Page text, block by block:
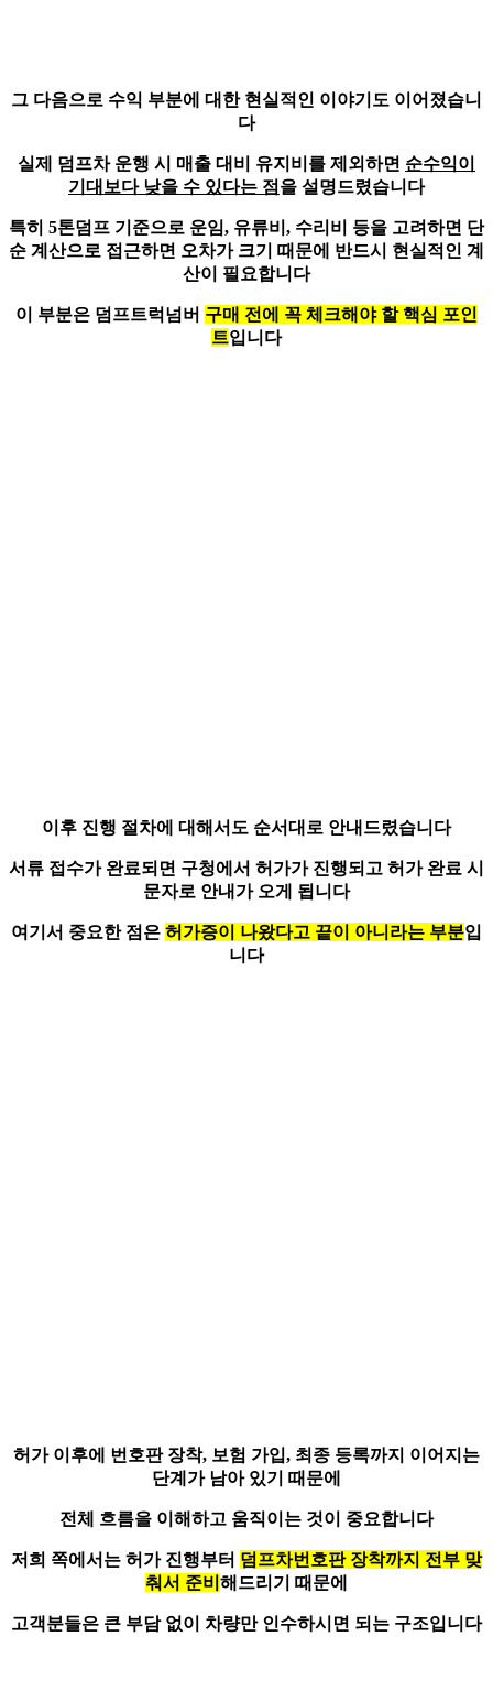
그 다음으로 수익 부분에 대한 현실적인 이야기도 이어졌습니
다
실제 덤프차 운행 시 매출 대비 유지비를 제외하면 순수익이
기대보다 낮을 수 있다는 점 을 설명드렸습니다
특히 5톤덤프 기준으로 운임, 유류비, 수리비 등을 고려하면 단
순 계산으로 접근하면 오차가 크기 때문에 반드시 현실적인 계
산이 필요합니다
이 부분은 덤프트럭넘버 구매 전에 꼭 체크해야 할 핵심 포인
트입니다
이후 진행 절차에 대해서도 순서대로 안내드렸습니다
서류 접수가 완료되면 구청에서 허가가 진행되고 허가 완료 시
문자로 안내 가 오게 됩니다
여기서 중요한 점은 허가증이 나왔다고 끝이 아니라는 부분입
니다
허가 이후에 번호판 장착, 보험 가입, 최종 등록까지 이어지는
단계가 남아 있기 때문에
전체 흐름을 이해하고 움직이는 것이 중요합니다
저희 쪽에서는 허가 진행부터 덤프차번호판 장착까지 전부 맞
춰서 준비 해드리기 때문에
고객분들은 큰 부담 없이 차량만 인수하시면 되는 구조입니다